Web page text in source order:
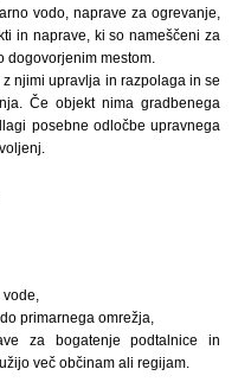
vodo, naprave za ogrevanje,
in naprave, ki so nameščeni za
mestom.
njimi upravlja in razpolaga in se
Če objekt nima gradbenega
posebne odločbe upravnega
primarnega omrežja,
za bogatenje podtalnice in
več občinam ali regijam.